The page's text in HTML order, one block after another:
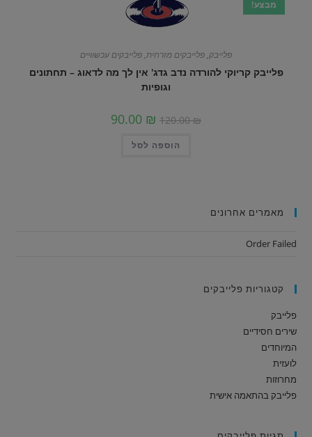
מבצע!
פלייבק,פלייבקים מזרחית,פלייבקים עכשוויים
פלייבק קריוקי להורדה נדב גדג' אין לך מה לדאוג – תחתונים
וגופיות
120.00₪
90.00 ₪
הוספה לסל
מאמרים אחרונים
Order Failed
קטגוריות פלייבקים
פלייבק
שירים חסידיים
המיוחדים
לועזית
מחרוזות
פלייבק בהתאמה אישית